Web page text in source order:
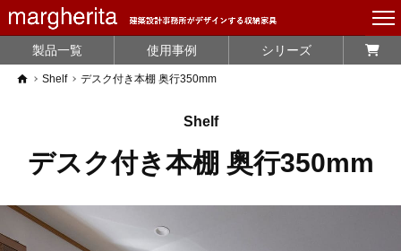
製品一覧 使用事例 シリーズ
home Shelf デスク付き本棚 奥行350mm
Shelf
デスク付き本棚 奥行350mm